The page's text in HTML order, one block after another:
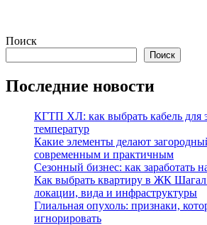
Поиск
Поиск
Последние новости
КГТП ХЛ: как выбрать кабель для
температур
Какие элементы делают
современным и практичным
Сезонный бизнес: как заработать
Как выбрать квартиру в ЖК
локации, вида и инфраструктуры
Глиальная опухоль: признаки,
игнорировать